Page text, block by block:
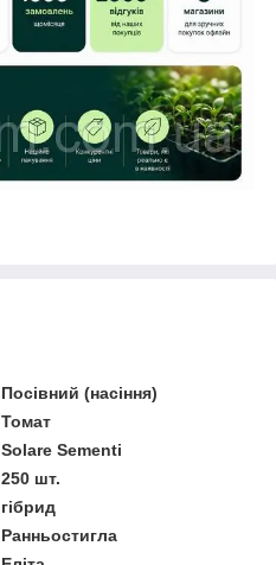
Посівний (насіння)
Томат
Solare Sementi
250 шт.
гібрид
Ранньостигла